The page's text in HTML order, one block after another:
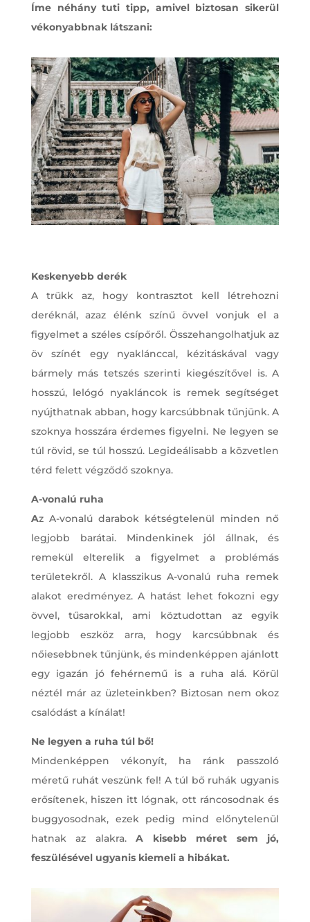
Íme néhány tuti tipp, amivel biztosan sikerül
vékonyabbnak látszani:
Keskenyebb derék
A trükk az, hogy kontrasztot kell létrehozni
deréknál, azaz élénk színű övvel vonjuk el a
figyelmet a széles csípőről. Összehangolhatjuk az
öv színét egy nyaklánccal, kézitáskával vagy
bármely más tetszés szerinti kiegészítővel is. A
hosszú, lelógó nyakláncok is remek segítséget
nyújthatnak abban, hogy karcsúbbnak tűnjünk. A
szoknya hosszára érdemes figyelni. Ne legyen se
túl rövid, se túl hosszú. Legideálisabb a közvetlen
térd felett végződő szoknya.
A-vonalú ruha
Az A-vonalú darabok kétségtelenül minden nő
legjobb barátai. Mindenkinek jól állnak, és
remekül elterelik a figyelmet a problémás
területekről. A klasszikus A-vonalú ruha remek
alakot eredményez. A hatást lehet fokozni egy
övvel, tűsarokkal, ami köztudottan az egyik
legjobb eszköz arra, hogy karcsúbbnak és
nőiesebbnek tűnjünk, és mindenképpen ajánlott
egy igazán jó fehérnemű is a ruha alá. Körül
néztél már az üzleteinkben? Biztosan nem okoz
csalódást a kínálat!
Ne legyen a ruha túl bő!
Mindenképpen vékonyít, ha ránk passzoló
méretű ruhát veszünk fel! A túl bő ruhák ugyanis
erősítenek, hiszen itt lógnak, ott ráncosodnak és
buggyosodnak, ezek pedig mind előnytelenül
hatnak az alakra.A kisebb méret sem jó,
feszülésével ugyanis kiemeli a hibákat.